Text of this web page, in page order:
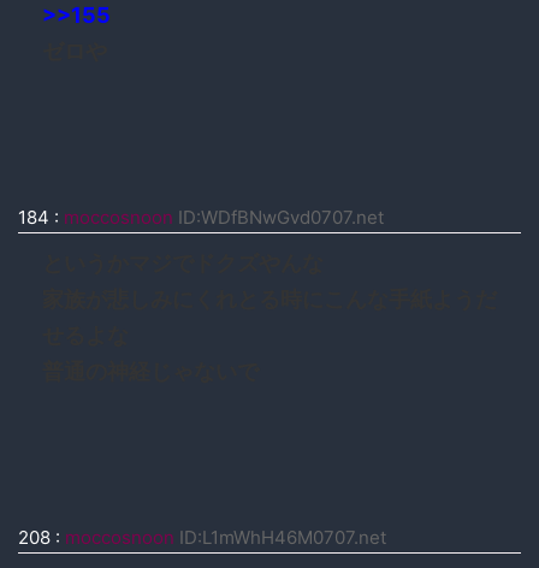
>>155
184 : moccosnoon ID:WDfBNwGvd0707.net
208 : moccosnoon ID:L1mWhH46M0707.net